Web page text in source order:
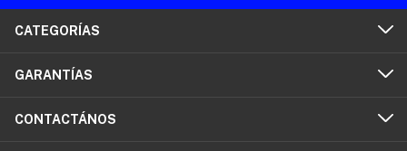
CATEGORÍAS
GARANTÍAS
CONTACTÁNOS